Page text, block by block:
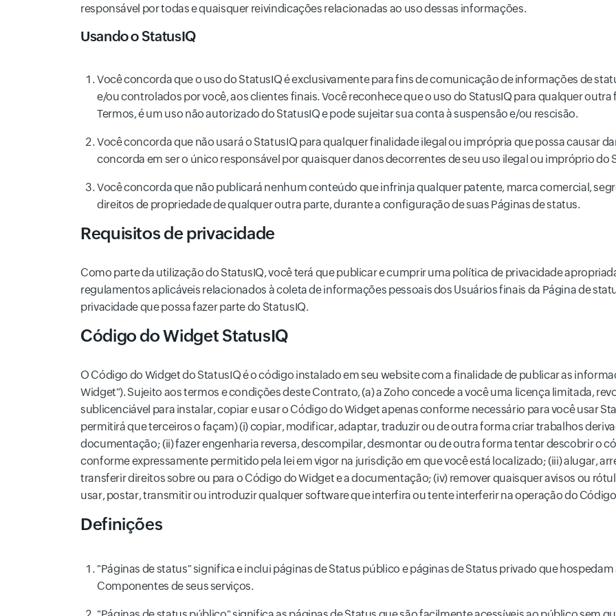
responsável por todas e quaisquer reivindicações relacionadas ao uso dessas informações.
Usando o StatusIQ
Você concorda que o uso do StatusIQ é exclusivamente para fins de comunicação de informações de
e/ou controlados por você, aos clientes finais. Você reconhece que o uso do StatusIQ para qualquer
Termos, é um uso não autorizado do StatusIQ e pode sujeitar sua conta à suspensão e/ou rescisão.
Você concorda que não usará o StatusIQ para qualquer finalidade ilegal ou imprópria que possa causar
concorda em ser o único responsável por quaisquer danos decorrentes de seu uso ilegal ou impróprio do
Você concorda que não publicará nenhum conteúdo que infrinja qualquer patente, marca comercial,
direitos de propriedade de qualquer outra parte, durante a configuração de suas Páginas de status.
Requisitos de privacidade
Como parte da utilização do StatusIQ, você terá que publicar e cumprir uma política de privacidade
regulamentos aplicáveis relacionados à coleta de informações pessoais dos Usuários finais da Página de
privacidade que possa fazer parte do StatusIQ.
Código do Widget StatusIQ
O Código do Widget do StatusIQ é o código instalado em seu website com a finalidade de publicar as
Widget"). Sujeito aos termos e condições deste Contrato, (a) a Zoho concede a você uma licença limitada,
sublicenciável para instalar, copiar e usar o Código do Widget apenas conforme necessário para você usar
permitirá que terceiros o façam) (i) copiar, modificar, adaptar, traduzir ou de outra forma criar trabalhos
documentação; (ii) fazer engenharia reversa, descompilar, desmontar ou de outra forma tentar descobrir o
conforme expressamente permitido pela lei em vigor na jurisdição em que você está localizado; (iii) alugar,
transferir direitos sobre ou para o Código do Widget e a documentação; (iv) remover quaisquer avisos ou
usar, postar, transmitir ou introduzir qualquer software que interfira ou tente interferir na operação do
Definições
"Páginas de status" significa e inclui páginas de Status público e páginas de Status privado que
Componentes de seus serviços.